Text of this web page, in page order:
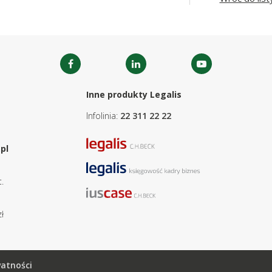
Inne produkty Legalis
Infolinia: 22 311 22 22